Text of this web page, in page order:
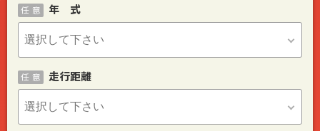
年 式
任 意
走行距離
任 意